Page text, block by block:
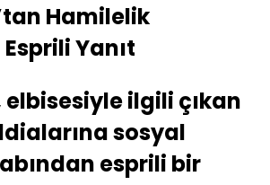
Hamilelik
Yanıt
elbisesiyle ilgili çıkan
sosyal
esprili bir